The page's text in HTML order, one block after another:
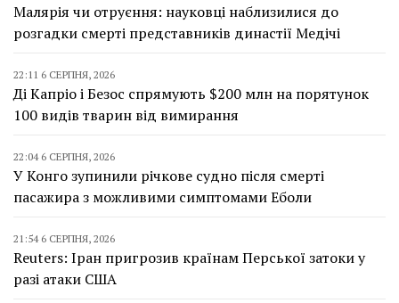
Малярія чи отруєння: науковці наблизилися до
розгадки смерті представників династії Медічі
22:11 6 СЕРПНЯ, 2026
Ді Капріо і Безос спрямують $200 млн на порятунок
100 видів тварин від вимирання
22:04 6 СЕРПНЯ, 2026
У Конго зупинили річкове судно після смерті
пасажира з можливими симптомами Еболи
21:54 6 СЕРПНЯ, 2026
Reuters: Іран пригрозив країнам Перської затоки у
разі атаки США